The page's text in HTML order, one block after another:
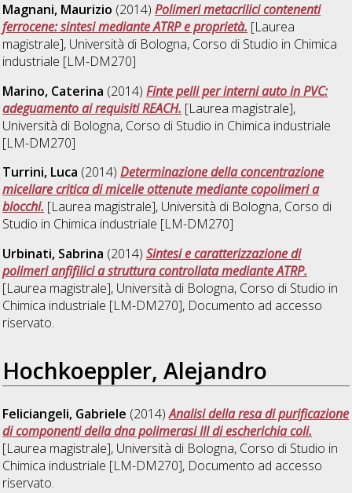
Magnani, Maurizio (2014)Polimeri metacrilici contenenti
ferrocene: sintesi mediante ATRP e proprietà. [Laurea
magistrale], Università di Bologna, Corso di Studio in Chimica
industriale [LM-DM270]
Marino, Caterina (2014)Finte pelli per interni auto in PVC:
adeguamento ai requisiti REACH. [Laurea magistrale],
Università di Bologna, Corso di Studio in Chimica industriale
[LM-DM270]
Turrini, Luca (2014)Determinazione della concentrazione
micellare critica di micelle ottenute mediante copolimeri a
blocchi. [Laurea magistrale], Università di Bologna, Corso di
Studio in Chimica industriale [LM-DM270]
Urbinati, Sabrina (2014)Sintesi e caratterizzazione di
polimeri anfifilici a struttura controllata mediante ATRP.
[Laurea magistrale], Università di Bologna, Corso di Studio in
Chimica industriale [LM-DM270], Documento ad accesso
riservato.
Hochkoeppler, Alejandro
Feliciangeli, Gabriele (2014)Analisi della resa di purificazione
di componenti della dna polimerasi III di escherichia coli.
[Laurea magistrale], Università di Bologna, Corso di Studio in
Chimica industriale [LM-DM270], Documento ad accesso
riservato.